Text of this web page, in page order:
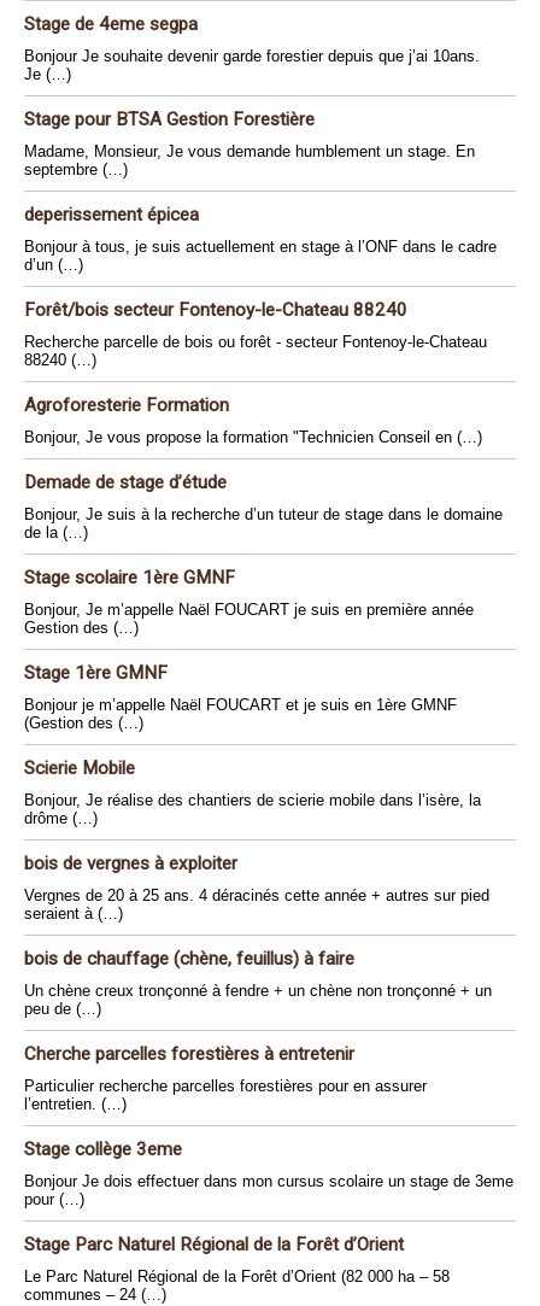
Stage de 4eme segpa
Bonjour Je souhaite devenir garde forestier depuis que j’ai 10ans.
Je (…)
Stage pour BTSA Gestion Forestière
Madame, Monsieur, Je vous demande humblement un stage. En
septembre (…)
deperissement épicea
Bonjour à tous, je suis actuellement en stage à l’ONF dans le cadre
d’un (…)
Forêt/bois secteur Fontenoy-le-Chateau 88240
Recherche parcelle de bois ou forêt - secteur Fontenoy-le-Chateau
88240 (…)
Agroforesterie Formation
Bonjour, Je vous propose la formation "Technicien Conseil en (…)
Demade de stage d’étude
Bonjour, Je suis à la recherche d’un tuteur de stage dans le domaine
de la (…)
Stage scolaire 1ère GMNF
Bonjour, Je m’appelle Naël FOUCART je suis en première année
Gestion des (…)
Stage 1ère GMNF
Bonjour je m’appelle Naël FOUCART et je suis en 1ère GMNF
(Gestion des (…)
Scierie Mobile
Bonjour, Je réalise des chantiers de scierie mobile dans l’isère, la
drôme (…)
bois de vergnes à exploiter
Vergnes de 20 à 25 ans. 4 déracinés cette année + autres sur pied
seraient à (…)
bois de chauffage (chène, feuillus) à faire
Un chène creux tronçonné à fendre + un chène non tronçonné + un
peu de (…)
Cherche parcelles forestières à entretenir
Particulier recherche parcelles forestières pour en assurer
l’entretien. (…)
Stage collège 3eme
Bonjour Je dois effectuer dans mon cursus scolaire un stage de 3eme
pour (…)
Stage Parc Naturel Régional de la Forêt d’Orient
Le Parc Naturel Régional de la Forêt d’Orient (82 000 ha – 58
communes – 24 (…)